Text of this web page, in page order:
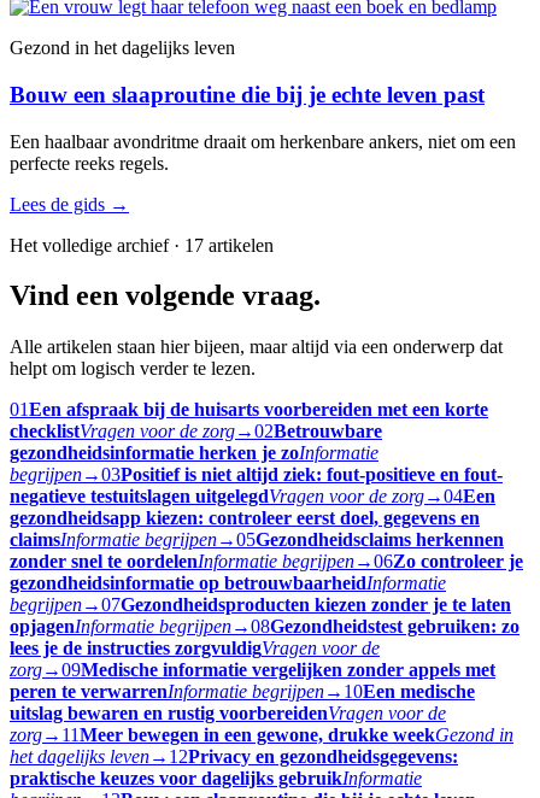
Gezond in het dagelijks leven
Bouw een slaaproutine die bij je echte leven past
Een haalbaar avondritme draait om herkenbare ankers, niet om een
perfecte reeks regels.
Lees de gids →
Het volledige archief · 17 artikelen
Vind een volgende vraag.
Alle artikelen staan hier bijeen, maar altijd via een onderwerp dat
helpt om logisch verder te lezen.
01Een afspraak bij de huisarts voorbereiden met een korte
checklistVragen voor de zorg→02Betrouwbare
gezondheidsinformatie herken je zoInformatie
begrijpen→03Positief is niet altijd ziek: fout-positieve en fout-
negatieve testuitslagen uitgelegdVragen voor de zorg→04Een
gezondheidsapp kiezen: controleer eerst doel, gegevens en
claimsInformatie begrijpen→05Gezondheidsclaims herkennen
zonder snel te oordelenInformatie begrijpen→06Zo controleer je
gezondheidsinformatie op betrouwbaarheidInformatie
begrijpen→07Gezondheidsproducten kiezen zonder je te laten
opjagenInformatie begrijpen→08Gezondheidstest gebruiken: zo
lees je de instructies zorgvuldigVragen voor de
zorg→09Medische informatie vergelijken zonder appels met
peren te verwarrenInformatie begrijpen→ 10Een medische
uitslag bewaren en rustig voorbereidenVragen voor de
zorg→ 11Meer bewegen in een gewone, drukke weekGezond in
het dagelijks leven→ 12Privacy en gezondheidsgegevens:
praktische keuzes voor dagelijks gebruikInformatie